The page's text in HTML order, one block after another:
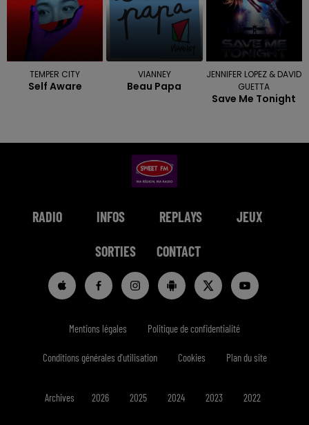
TEMPER CITY
Self Aware
VIANNEY
Beau Papa
JENNIFER LOPEZ & DAVID
GUETTA
Save Me Tonight
RADIO INFOS REPLAYS JEUX
SORTIES CONTACT
Mentions légales Politique de confidentialité
Conditions générales d'utilisation Cookies Plan du site
Archives 2026 2025 2024 2023 2022